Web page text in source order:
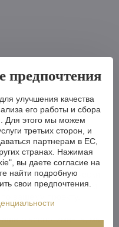
люстру меньше или
лампочек,
практически
мы можем
ассортимента, мы
улучшения качества
его работы и сбора
Для этого мы можем
третьих сторон, и
партнерам в ЕС,
странах. Нажимая
вы даете согласие на
найти подробную
свои предпочтения.